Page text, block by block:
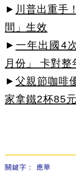
► 川普出重手
間」生效
► 一年出國4
月份」 卡對整
► 父親節咖啡
家拿鐵2杯85元
關鍵字： 應華